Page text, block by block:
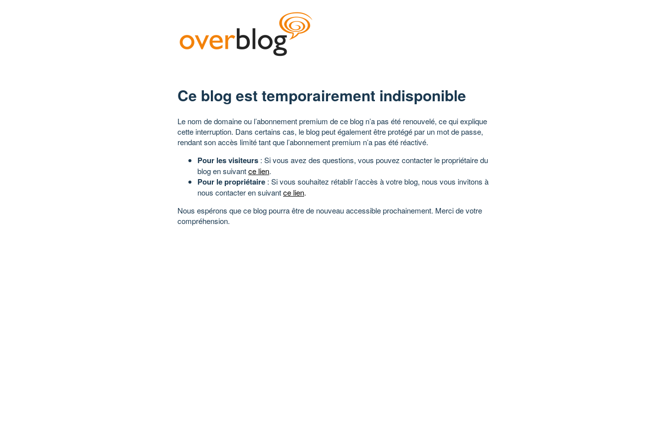
Ce blog est temporairement indisponible
Le nom de domaine ou l’abonnement premium de ce blog n’a pas été renouvelé, ce qui explique
cette interruption. Dans certains cas, le blog peut également être protégé par un mot de passe,
rendant son accès limité tant que l’abonnement premium n’a pas été réactivé.
Pour les visiteurs : Si vous avez des questions, vous pouvez contacter le propriétaire du
blog en suivantce lien.
Pour le propriétaire : Si vous souhaitez rétablir l’accès à votre blog, nous vous invitons à
nous contacter en suivantce lien.
Nous espérons que ce blog pourra être de nouveau accessible prochainement. Merci de votre
compréhension.